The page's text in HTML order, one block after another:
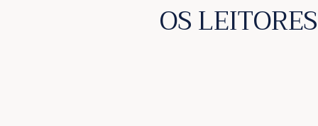
OS LEITORES